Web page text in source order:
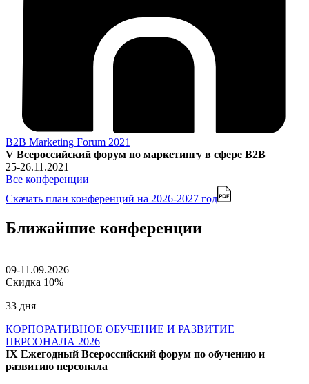
B2B Marketing Forum 2021
V Всероссийский форум по маркетингу в сфере B2B
25-26.11.2021
Все конференции
Скачать план конференций на 2026-2027 год
Ближайшие конференции
09-11.09.2026
Скидка 10%
33 дня
КОРПОРАТИВНОЕ ОБУЧЕНИЕ И РАЗВИТИЕ
ПЕРСОНАЛА 2026
IX Ежегодный Всероссийский форум по обучению и
развитию персонала